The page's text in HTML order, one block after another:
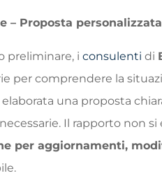
– Proposta
preliminare, iconsulenti di
per comprendere la
una proposta
Il rapporto non si
per aggiornamenti,